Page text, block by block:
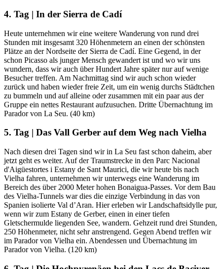
4. Tag | In der Sierra de Cadí
Heute unternehmen wir eine weitere Wanderung von rund drei
Stunden mit insgesamt 320 Höhenmetern an einen der schönsten
Plätze an der Nordseite der Sierra de Cadí. Eine Gegend, in der
schon Picasso als junger Mensch gewandert ist und wo wir uns
wundern, dass wir auch über Hundert Jahre später nur auf wenige
Besucher treffen. Am Nachmittag sind wir auch schon wieder
zurück und haben wieder freie Zeit, um ein wenig durchs Städtchen
zu bummeln und auf alleine oder zusammen mit ein paar aus der
Gruppe ein nettes Restaurant aufzusuchen. Dritte Übernachtung im
Parador von La Seu. (40 km)
5. Tag | Das Vall Gerber auf dem Weg nach Vielha
Nach diesen drei Tagen sind wir in La Seu fast schon daheim, aber
jetzt geht es weiter. Auf der Traumstrecke in den Parc Nacional
d'Aigüestortes i Estany de Sant Maurici, die wir heute bis nach
Vielha fahren, unternehmen wir unterwegs eine Wanderung im
Bereich des über 2000 Meter hohen Bonaigua-Passes. Vor dem Bau
des Vielha-Tunnels war dies die einzige Verbindung in das von
Spanien isolierte Val d’Aran. Hier erleben wir Landschaftsidylle pur,
wenn wir zum Estany de Gerber, einen in einer tiefen
Gletschermulde liegenden See, wandern. Gehzeit rund drei Stunden,
250 Höhenmeter, nicht sehr anstrengend. Gegen Abend treffen wir
im Parador von Vielha ein. Abendessen und Übernachtung im
Parador von Vielha. (120 km)